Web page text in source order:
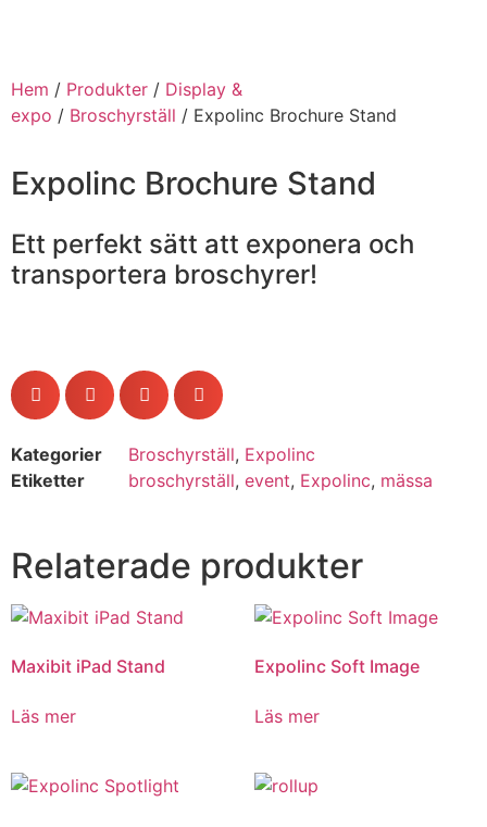
Hem / Produkter / Display &
expo / Broschyrställ / Expolinc Brochure Stand
Expolinc Brochure Stand
Ett perfekt sätt att exponera och
transportera broschyrer!
Kategorier Broschyrställ, Expolinc
Etiketter
broschyrställ, event, Expolinc, mässa
Relaterade produkter
Maxibit iPad Stand
Läs mer
Expolinc Soft Image
Läs mer